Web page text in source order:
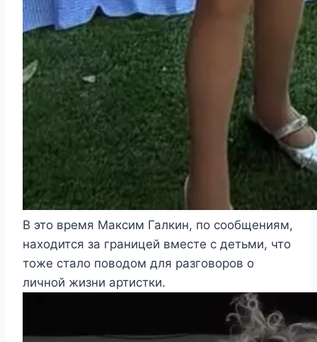
В это время Максим Галкин, по сообщениям,
находится за границей вместе с детьми, что
тоже стало поводом для разговоров о
личной жизни артистки.